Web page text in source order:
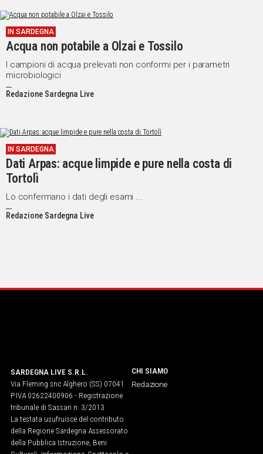
IN SARDEGNA
Acqua non potabile a Olzai e Tossilo
I campioni di acqua prelevati non conformi per i parametri
microbiologici
Redazione Sardegna Live
IN SARDEGNA
Dati Arpas: acque limpide e pure nella costa di
Tortolì
Lo confermano i dati degli esami ...
Redazione Sardegna Live
SARDEGNA LIVE S.R.L.
Via Fleming snc Alghero (SS) 07041
P.IVA 02622400906 - Registrazione
tribunale di Sassari n. 3/2013
La testata usufruisce del contributo
della Regione Sardegna Assessorato
della Pubblica Istruzione, Beni
CHI SIAMO
Redazione